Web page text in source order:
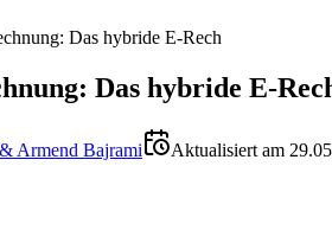
Das hybride E-Rech
Das hybride E-
Armend Bajrami Aktualisiert am